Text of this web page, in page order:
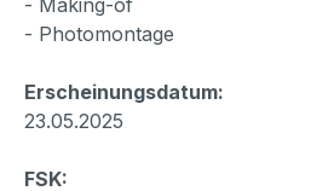
- Photomontage
Erscheinungsdatum:
23.05.2025
FSK: